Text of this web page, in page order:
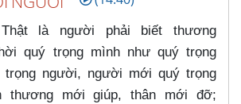
là người phải biết thương
quý trọng mình như quý trọng
trọng người, người mới quý trọng
thương mới giúp, thân mới đỡ;